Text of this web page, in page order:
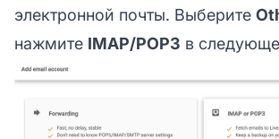
электронной почты. Выберите
нажмите IMAP/POP3 в